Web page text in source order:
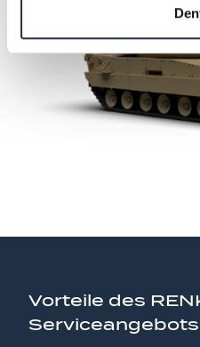
Vorteile des
Serviceangebots